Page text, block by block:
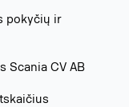
pokyčių ir
Scania CV AB